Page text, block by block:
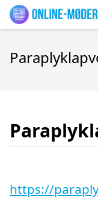
https://